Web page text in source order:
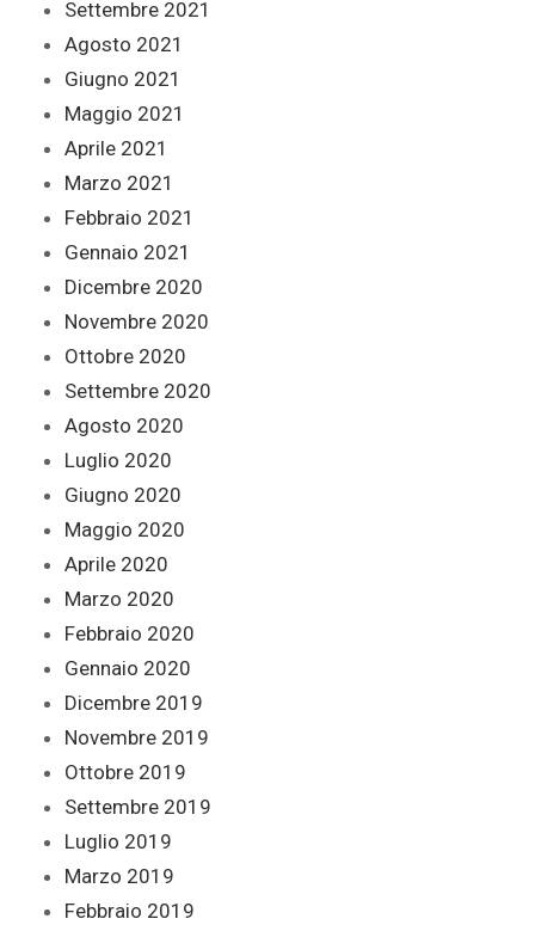
Settembre 2021
Agosto 2021
Giugno 2021
Maggio 2021
Aprile 2021
Marzo 2021
Febbraio 2021
Gennaio 2021
Dicembre 2020
Novembre 2020
Ottobre 2020
Settembre 2020
Agosto 2020
Luglio 2020
Giugno 2020
Maggio 2020
Aprile 2020
Marzo 2020
Febbraio 2020
Gennaio 2020
Dicembre 2019
Novembre 2019
Ottobre 2019
Settembre 2019
Luglio 2019
Marzo 2019
Febbraio 2019